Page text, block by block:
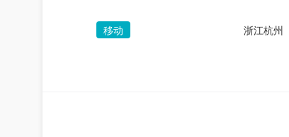
移动 浙江杭州